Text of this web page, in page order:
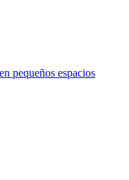
pequeños espacios